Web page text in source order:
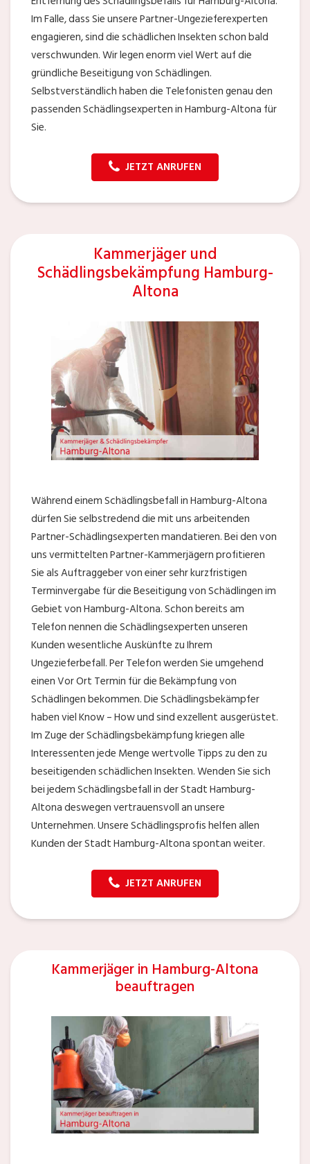
Im Falle, dass Sie unsere Partner-Ungezieferexperten
engagieren, sind die schädlichen Insekten schon bald
verschwunden. Wir legen enorm viel Wert auf die
gründliche Beseitigung von Schädlingen.
Selbstverständlich haben die Telefonisten genau den
passenden Schädlingsexperten in Hamburg-Altona für
Sie.
JETZT ANRUFEN
Kammerjäger und
Schädlingsbekämpfung Hamburg-
Altona
Während einem Schädlingsbefall in Hamburg-Altona
dürfen Sie selbstredend die mit uns arbeitenden
Partner-Schädlingsexperten mandatieren. Bei den von
uns vermittelten Partner-Kammerjägern profitieren
Sie als Auftraggeber von einer sehr kurzfristigen
Terminvergabe für die Beseitigung von Schädlingen im
Gebiet von Hamburg-Altona. Schon bereits am
Telefon nennen die Schädlingsexperten unseren
Kunden wesentliche Auskünfte zu Ihrem
Ungezieferbefall. Per Telefon werden Sie umgehend
einen Vor Ort Termin für die Bekämpfung von
Schädlingen bekommen. Die Schädlingsbekämpfer
haben viel Know – How und sind exzellent ausgerüstet.
Im Zuge der Schädlingsbekämpfung kriegen alle
Interessenten jede Menge wertvolle Tipps zu den zu
beseitigenden schädlichen Insekten. Wenden Sie sich
bei jedem Schädlingsbefall in der Stadt Hamburg-
Altona deswegen vertrauensvoll an unsere
Unternehmen. Unsere Schädlingsprofis helfen allen
Kunden der Stadt Hamburg-Altona spontan weiter.
JETZT ANRUFEN
Kammerjäger in Hamburg-Altona
beauftragen